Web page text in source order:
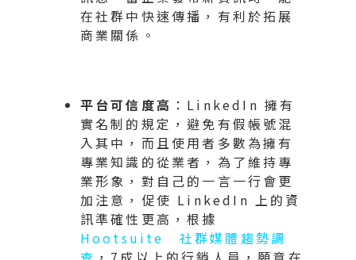
在社群中快速傳播，有利於拓展
商業關係。
平台可信度高 ：LinkedIn 擁有
實名制的規定，避免有假帳號混
入其中，而且使用者多數為擁有
專業知識的從業者，為了維持專
業形象，對自己的一言一行會更
加注意，促使 LinkedIn 上的資
訊準確性更高，根據
Hootsuite 社群媒體趨勢調